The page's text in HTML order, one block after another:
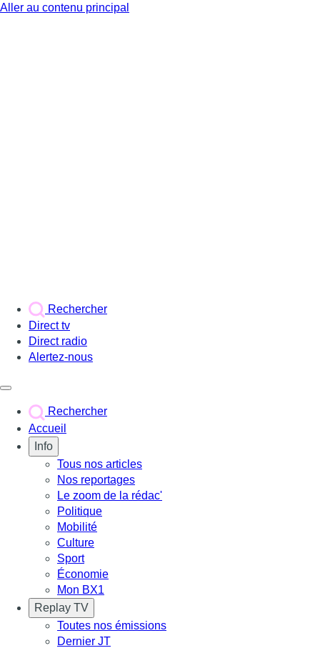
Aller au contenu principal
Rechercher
Direct tv
Direct radio
Alertez-nous
Rechercher
Accueil
Info
Tous nos articles
Nos reportages
Le zoom de la rédac'
Politique
Mobilité
Culture
Sport
Économie
Mon BX1
Replay TV
Toutes nos émissions
Dernier JT